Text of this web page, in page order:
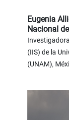
Eugenia
Nacional
(IIS) de la
(UNAM),